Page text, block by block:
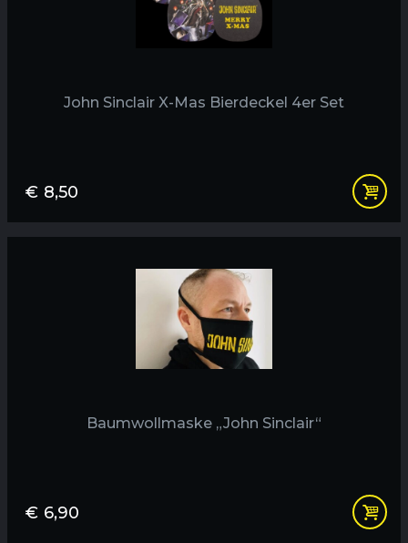
John Sinclair X-Mas Bierdeckel 4er Set
€ 8,50
Baumwollmaske „John Sinclair“
€ 6,90